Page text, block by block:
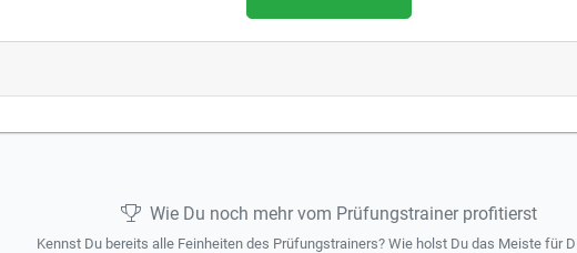
Wie Du noch mehr vom Prüfungstrainer profitierst
Kennst Du bereits alle Feinheiten des Prüfungstrainers? Wie holst Du das Meiste für